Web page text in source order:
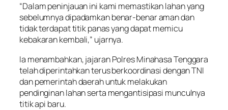
“Dalam peninjauan ini kami memastikan lahan yang
sebelumnya dipadamkan benar-benar aman dan
tidak terdapat titik panas yang dapat memicu
kebakaran kembali,” ujarnya.
Ia menambahkan, jajaran Polres Minahasa Tenggara
telah diperintahkan terus berkoordinasi dengan TNI
dan pemerintah daerah untuk melakukan
pendinginan lahan serta mengantisipasi munculnya
titik api baru.